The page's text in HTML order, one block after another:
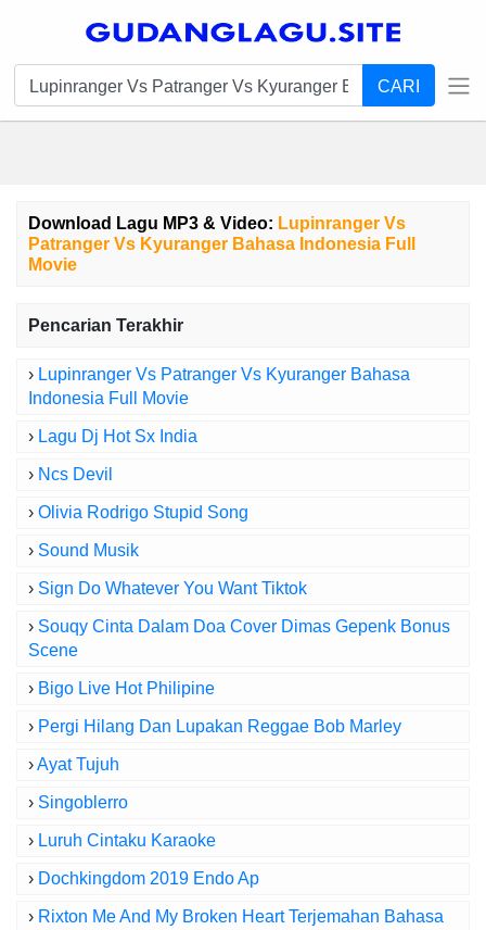
CARI
Download Lagu MP3 & Video: Lupinranger Vs
Patranger Vs Kyuranger Bahasa Indonesia Full
Movie
Pencarian Terakhir
› Lupinranger Vs Patranger Vs Kyuranger Bahasa
Indonesia Full Movie
› Lagu Dj Hot Sx India
› Ncs Devil
› Olivia Rodrigo Stupid Song
› Sound Musik
› Sign Do Whatever You Want Tiktok
› Souqy Cinta Dalam Doa Cover Dimas Gepenk Bonus
Scene
› Bigo Live Hot Philipine
› Pergi Hilang Dan Lupakan Reggae Bob Marley
›Ayat Tujuh
› Singoblerro
› Luruh Cintaku Karaoke
› Dochkingdom 2019 Endo Ap
› Rixton Me And My Broken Heart Terjemahan Bahasa